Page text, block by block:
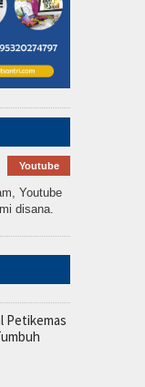
Youtube
Youtube
disana.
Petikemas